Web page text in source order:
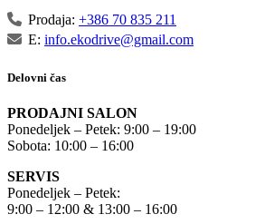
Prodaja: +386 70 835 211
E: info.ekodrive@gmail.com
Delovni čas
PRODAJNI SALON
Ponedeljek – Petek: 9:00 – 19:00
Sobota: 10:00 – 16:00
SERVIS
Ponedeljek – Petek:
9:00 – 12:00 & 13:00 – 16:00